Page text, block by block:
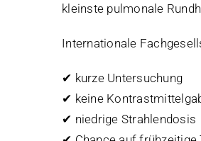
kleinste pulmonale
Internationale
✔ kurze Untersuchung
✔ keine
✔ niedrige Strahlendosis